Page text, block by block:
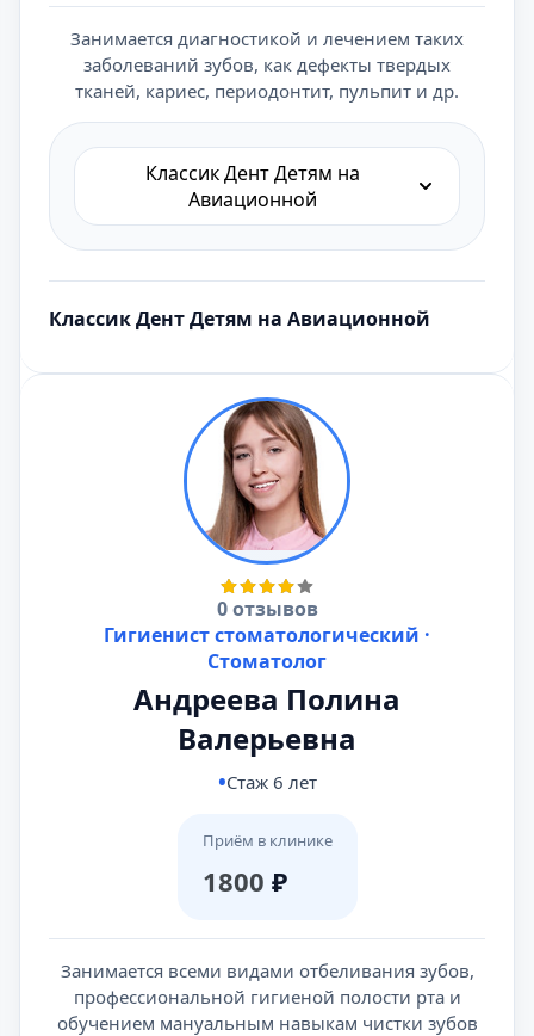
Занимается диагностикой и лечением таких
заболеваний зубов, как дефекты твердых
тканей, кариес, периодонтит, пульпит и др.
Классик Дент Детям на
Авиационной
Классик Дент Детям на Авиационной
0 отзывов
Гигиенист стоматологический ·
Стоматолог
Андреева Полина
Валерьевна
Стаж 6 лет
Приём в клинике
1800 ₽
Занимается всеми видами отбеливания зубов,
профессиональной гигиеной полости рта и
обучением мануальным навыкам чистки зубов